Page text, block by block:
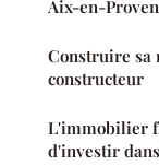
Aix-en-
Construire sa
constructeur
L'immobilier
d'investir